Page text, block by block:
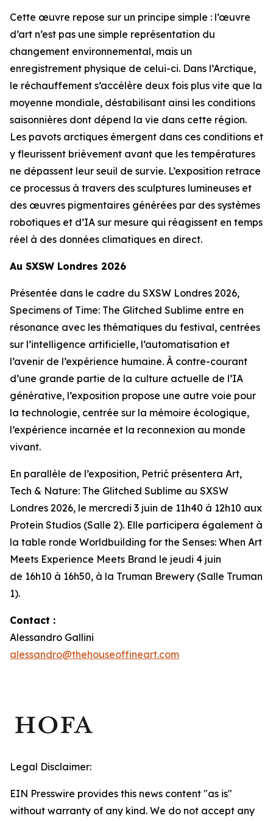
Cette œuvre repose sur un principe simple : l’œuvre
d’art n’est pas une simple représentation du
changement environnemental, mais un
enregistrement physique de celui-ci. Dans l’Arctique,
le réchauffement s’accélère deux fois plus vite que la
moyenne mondiale, déstabilisant ainsi les conditions
saisonnières dont dépend la vie dans cette région.
Les pavots arctiques émergent dans ces conditions et
y fleurissent brièvement avant que les températures
ne dépassent leur seuil de survie. L’exposition retrace
ce processus à travers des sculptures lumineuses et
des œuvres pigmentaires générées par des systèmes
robotiques et d’IA sur mesure qui réagissent en temps
réel à des données climatiques en direct.
Au SXSW Londres 2026
Présentée dans le cadre du SXSW Londres 2026,
Specimens of Time: The Glitched Sublime entre en
résonance avec les thématiques du festival, centrées
sur l’intelligence artificielle, l’automatisation et
l’avenir de l’expérience humaine. À contre-courant
d’une grande partie de la culture actuelle de l’IA
générative, l’exposition propose une autre voie pour
la technologie, centrée sur la mémoire écologique,
l’expérience incarnée et la reconnexion au monde
vivant.
En parallèle de l’exposition, Petrić présentera Art,
Tech & Nature: The Glitched Sublime au SXSW
Londres 2026, le mercredi 3 juin de 11h40 à 12h10 aux
Protein Studios (Salle 2). Elle participera également à
la table ronde Worldbuilding for the Senses: When Art
Meets Experience Meets Brand le jeudi 4 juin
de 16h10 à 16h50, à la Truman Brewery (Salle Truman
1).
Contact :
Alessandro Gallini
alessandro@thehouseoffineart.com
Legal Disclaimer:
EIN Presswire provides this news content "as is"
without warranty of any kind. We do not accept any